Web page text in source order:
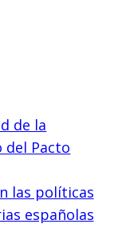
de la
del Pacto
las políticas
españolas